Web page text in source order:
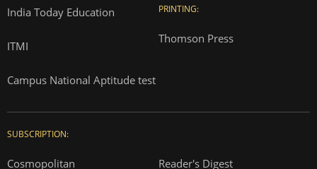
India Today Education
ITMI
Campus National Aptitude test
PRINTING:
Thomson Press
SUBSCRIPTION:
Cosmopolitan Reader's Digest